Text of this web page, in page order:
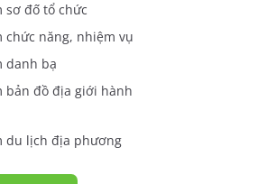
sơ đố tổ chức
chức năng, nhiệm vụ
danh bạ
bản đồ địa giới hành
du lịch địa phương